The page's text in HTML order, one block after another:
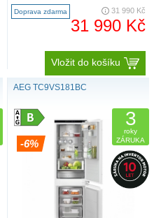
kontrolu a nabízí přesnou a p..
Doprava zdarma 31 990 Kč
31 990 Kč
Vložit do košíku
AEG TC9VS181BC
-6%
3
roky
ZÁRUKA